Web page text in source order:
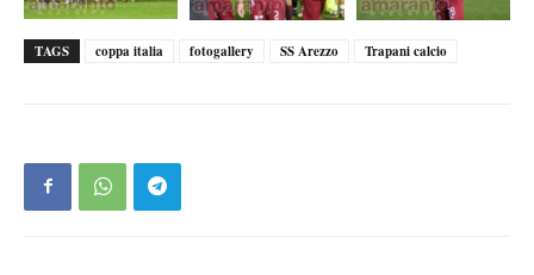
TAGS coppa italia fotogallery SS Arezzo Trapani calcio